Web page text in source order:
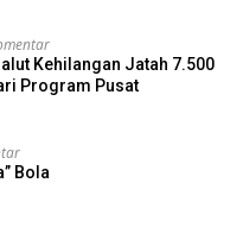
Kehilangan Jatah 7.500
Program Pusat
Bola